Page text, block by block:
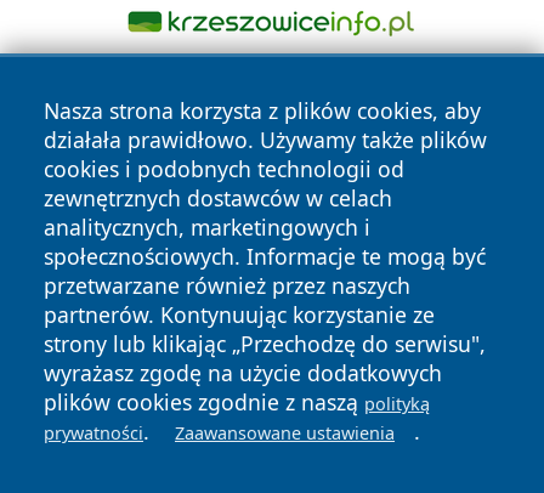
Nasza strona korzysta z plików cookies, aby
działała prawidłowo. Używamy także plików
cookies i podobnych technologii od
zewnętrznych dostawców w celach
analitycznych, marketingowych i
społecznościowych. Informacje te mogą być
przetwarzane również przez naszych
partnerów. Kontynuując korzystanie ze
strony lub klikając „Przechodzę do serwisu",
wyrażasz zgodę na użycie dodatkowych
plików cookies zgodnie z naszą polityką
prywatności. Zaawansowane ustawienia .
Copyright © 2026 faktykrakowa.pl Wszystkie prawa
zastrzeżone.
News Autorzy
Polityka
Prywatności
Polityka
Cookies